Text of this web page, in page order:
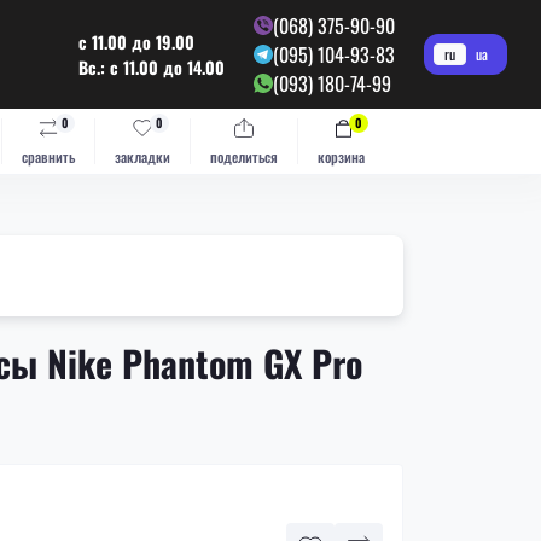
с 11.00 до 19.00
Вс.: с 11.00 до 14.00
(068) 375-90-90
(095) 104-93-83
(093) 180-74-99
ru ua
сравнить
0
закладки
0
поделиться корзина
0
Nike Phantom GX Pro